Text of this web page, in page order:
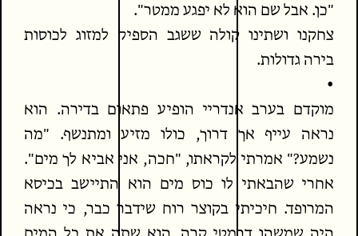
"כן. אבל שם הוא לא יפגע ממטר".
צחקנו ושתינו קולה ששגב הספיק למזוג לכוסות
בירה גדולות.
•
מוקדם בערב אנדריי הופיע פתאום בדירה. הוא
נראה עייף אך דרוך, כולו מזיע ומתנשף. "מה
נשמע?" אמרתי לקראתו, "חכה, אני אביא לך מים".
אחרי שהבאתי לו כוס מים הוא התיישב בכיסא
המרופד. חיכיתי בקוצר רוח שידבר כבר, כי נראה